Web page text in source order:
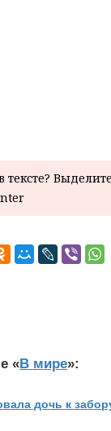
«В мире»:
дочь к